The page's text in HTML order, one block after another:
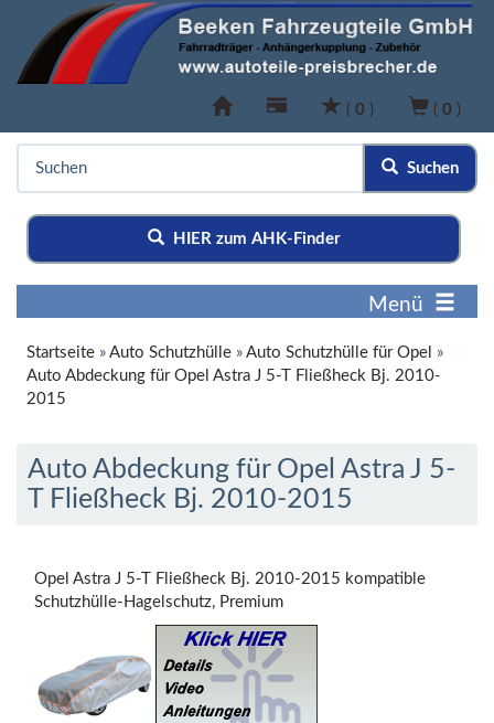
( 0 ) ( 0 )
Suchen
HIER zum AHK-Finder
Menü
Startseite » Auto Schutzhülle » Auto Schutzhülle für Opel »
Auto Abdeckung für Opel Astra J 5-T Fließheck Bj. 2010-
2015
Auto Abdeckung für Opel Astra J 5-
T Fließheck Bj. 2010-2015
Opel Astra J 5-T Fließheck Bj. 2010-2015 kompatible
Schutzhülle-Hagelschutz, Premium